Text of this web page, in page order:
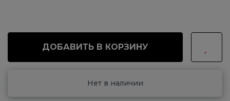
ДОБАВИТЬ В КОРЗИНУ
Нет в наличии